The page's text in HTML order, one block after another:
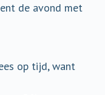
de avond met
op tijd, want